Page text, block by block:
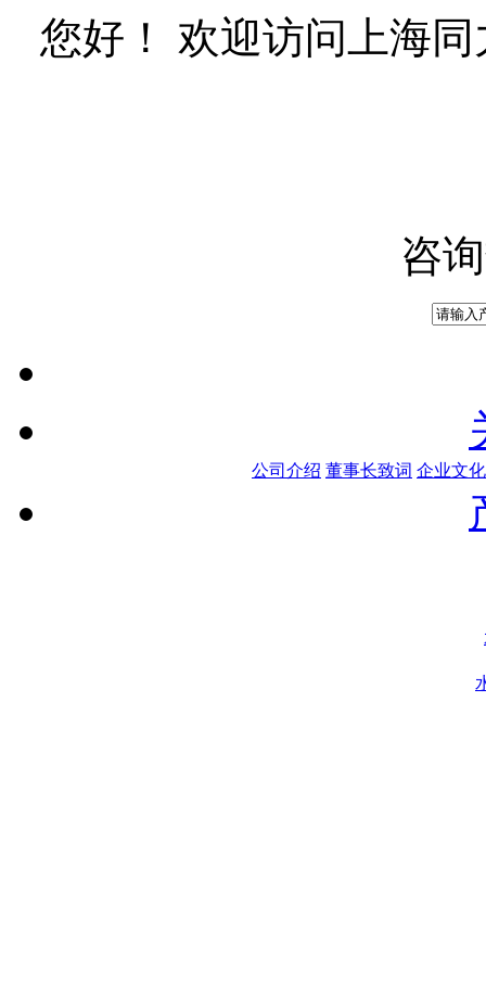
您好！ 欢迎访问上海
咨
公司介绍 董事长致词 企业文化